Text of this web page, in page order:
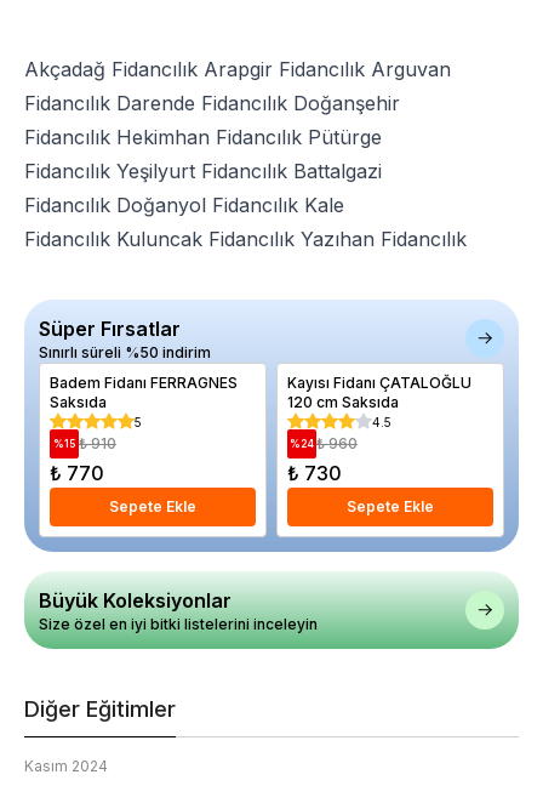
Akçadağ Fidancılık Arapgir Fidancılık Arguvan
Fidancılık Darende Fidancılık Doğanşehir
Fidancılık Hekimhan Fidancılık Pütürge
Fidancılık Yeşilyurt Fidancılık Battalgazi
Fidancılık Doğanyol Fidancılık Kale
Fidancılık Kuluncak Fidancılık Yazıhan Fidancılık
Süper Fırsatlar
Sınırlı süreli %50 indirim
Badem Fidanı FERRAGNES
Saksıda
5
%15 ₺ 910
₺ 770
Sepete Ekle
Kayısı Fidanı ÇATALOĞLU
120 cm Saksıda
4.5
%24 ₺ 960
₺ 730
Sepete Ekle
Büyük Koleksiyonlar
Size özel en iyi bitki listelerini inceleyin
Diğer Eğitimler
Kasım 2024